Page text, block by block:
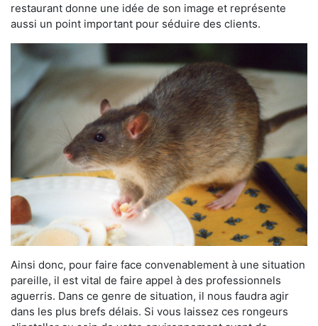
restaurant donne une idée de son image et représente
aussi un point important pour séduire des clients.
Ainsi donc, pour faire face convenablement à une situation
pareille, il est vital de faire appel à des professionnels
aguerris. Dans ce genre de situation, il nous faudra agir
dans les plus brefs délais. Si vous laissez ces rongeurs